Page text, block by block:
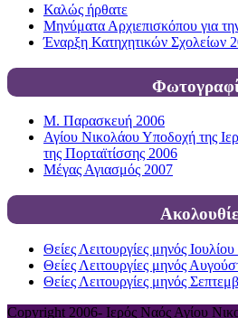
Καλώς ήρθατε
Μηνύματα Αρχιεπισκόπου για
Έναρξη Κατηχητικών Σχολείων
Μ. Παρασκευή 2006
Αγίου Νικολάου Υποδοχή της
της Πορταϊτίσσης 2006
Μέγας Αγιασμός 2007
Θείες Λειτουργίες μηνός
Θείες Λειτουργίες μηνός
Θείες Λειτουργίες μηνός
Copyright 2006- Ιερός Ναός Αγίου